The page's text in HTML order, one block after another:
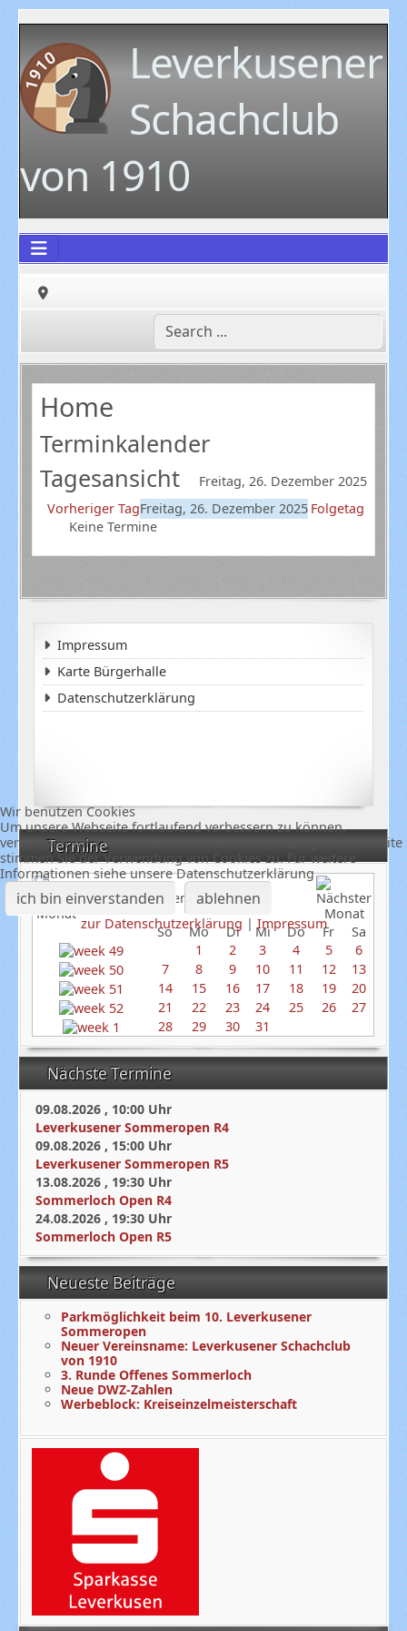
Leverkusener
Schachclub
von 1910
Termine
Dezember 2025
So
Mo Di Mi Do Fr
Sa
1
2 3 4 5
6
7
8 9 10 11 12
13
14
15 16 17 18 19
20
21
22 23 24 25 26
27
28
29 30 31
Nächste Termine
09.08.2026 , 10:00 Uhr
Leverkusener Sommeropen R4
09.08.2026 , 15:00 Uhr
Leverkusener Sommeropen R5
13.08.2026 , 19:30 Uhr
Sommerloch Open R4
24.08.2026 , 19:30 Uhr
Sommerloch Open R5
Neueste Beiträge
Parkmöglichkeit beim 10. Leverkusener
Sommeropen
Neuer Vereinsname: Leverkusener Schachclub
von 1910
3. Runde Offenes Sommerloch
Neue DWZ-Zahlen
Werbeblock: Kreiseinzelmeisterschaft
Home
Terminkalender
Tagesansicht
Freitag, 26. Dezember 2025
Vorheriger TagFreitag, 26. Dezember 2025 Folgetag
Keine Termine
Impressum
Karte Bürgerhalle
Datenschutzerklärung
Wir benutzen Cookies
Um unsere Webseite fortlaufend verbessern zu können,
verwenden wir Cookies. Durch die weitere Nutzung der Webseite
stimmen Sie der Verwendung von Cookies zu. Für weitere
Informationen siehe unsere Datenschutzerklärung
ich bin einverstanden ablehnen
zur Datenschutzerklärung |Impressum